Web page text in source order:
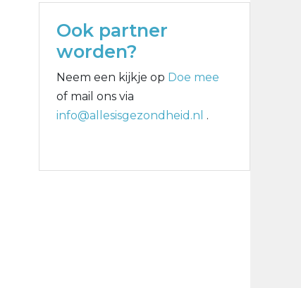
Ook partner
worden?
Neem een kijkje op Doe mee
of mail ons via
info@allesisgezondheid.nl .